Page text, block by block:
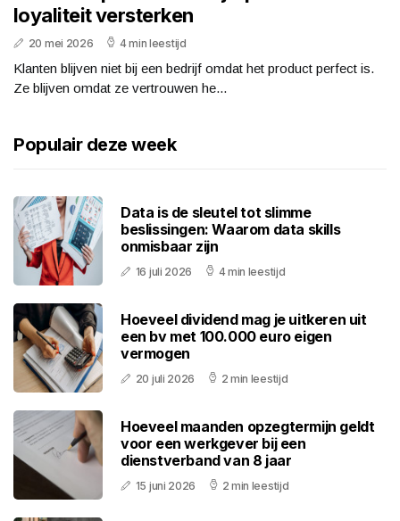
loyaliteit versterken
20 mei 2026 4 min leestijd
Klanten blijven niet bij een bedrijf omdat het product perfect is.
Ze blijven omdat ze vertrouwen he...
Populair deze week
Data is de sleutel tot slimme
beslissingen: Waarom data skills
onmisbaar zijn
16 juli 2026 4 min leestijd
Hoeveel dividend mag je uitkeren uit
een bv met 100.000 euro eigen
vermogen
20 juli 2026 2 min leestijd
Hoeveel maanden opzegtermijn geldt
voor een werkgever bij een
dienstverband van 8 jaar
15 juni 2026 2 min leestijd